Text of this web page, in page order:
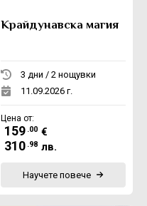
Крайдунавска магия
3 дни / 2 нощувки
11.09.2026 г.
Цена от:
159 .00 €
310 .98 лв.
Научете повече